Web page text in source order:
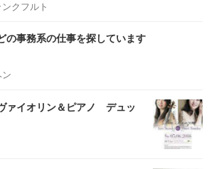
ンクフルト
の事務系の仕事を探しています
ァイオリン＆ピアノ デュッ